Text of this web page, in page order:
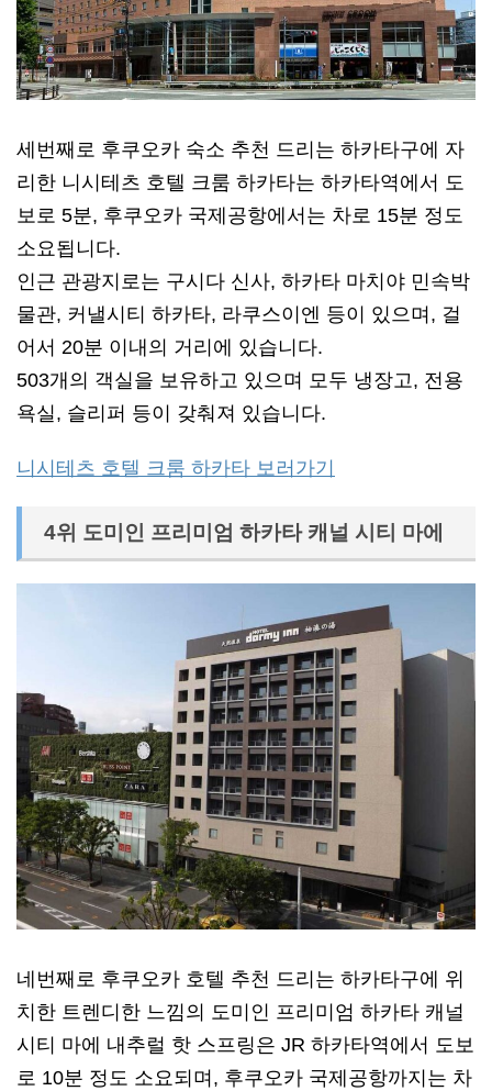
세번째로 후쿠오카 숙소 추천 드리는 하카타구에 자
리한 니시테츠 호텔 크룸 하카타는 하카타역에서 도
보로 5분, 후쿠오카 국제공항에서는 차로 15분 정도
소요됩니다.
인근 관광지로는 구시다 신사, 하카타 마치야 민속박
물관, 커낼시티 하카타, 라쿠스이엔 등이 있으며, 걸
어서 20분 이내의 거리에 있습니다.
503개의 객실을 보유하고 있으며 모두 냉장고, 전용
욕실, 슬리퍼 등이 갖춰져 있습니다.
니시테츠 호텔 크룸 하카타 보러가기
4위 도미인 프리미엄 하카타 캐널 시티 마에
네번째로 후쿠오카 호텔 추천 드리는 하카타구에 위
치한 트렌디한 느낌의 도미인 프리미엄 하카타 캐널
시티 마에 내추럴 핫 스프링은 JR 하카타역에서 도보
로 10분 정도 소요되며, 후쿠오카 국제공항까지는 차